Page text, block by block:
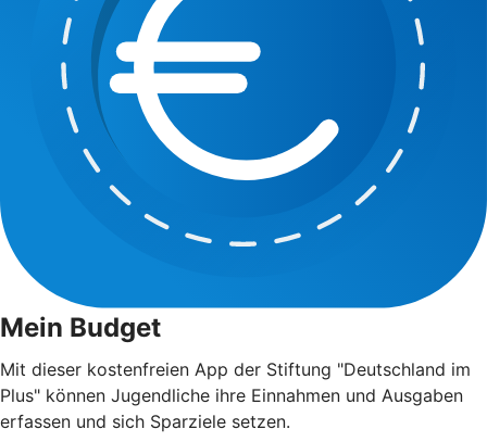
Mein Budget
Mit dieser kostenfreien App der Stiftung "Deutschland im
Plus" können Jugendliche ihre Einnahmen und Ausgaben
erfassen und sich Sparziele setzen.